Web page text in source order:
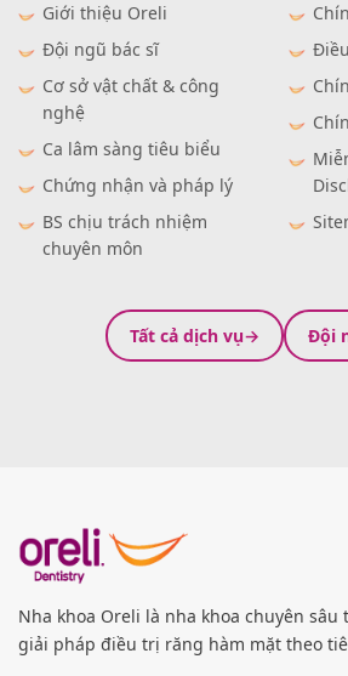
Giới thiệu Oreli
Đội ngũ bác sĩ
Cơ sở vật chất & công
nghệ
Ca lâm sàng tiêu biểu
Chứng nhận và pháp lý
BS chịu trách nhiệm
chuyên môn
Tất cả dịch vụ Đội
Nha khoa Oreli là nha khoa chuyên sâu
giải pháp điều trị răng hàm mặt theo